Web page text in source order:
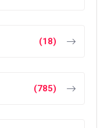
(18)
(785)